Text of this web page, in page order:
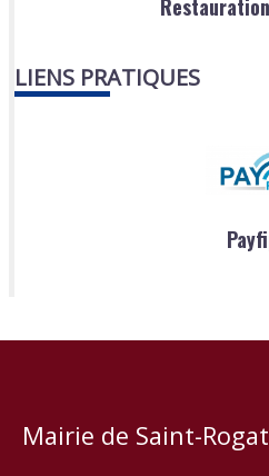
LIENS PRATIQUES
Mairie de Saint-